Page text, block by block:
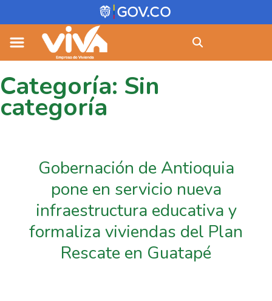
content
Categoría: Sin
categoría
Gobernación de Antioquia
pone en servicio nueva
infraestructura educativa y
formaliza viviendas del Plan
Rescate en Guatapé